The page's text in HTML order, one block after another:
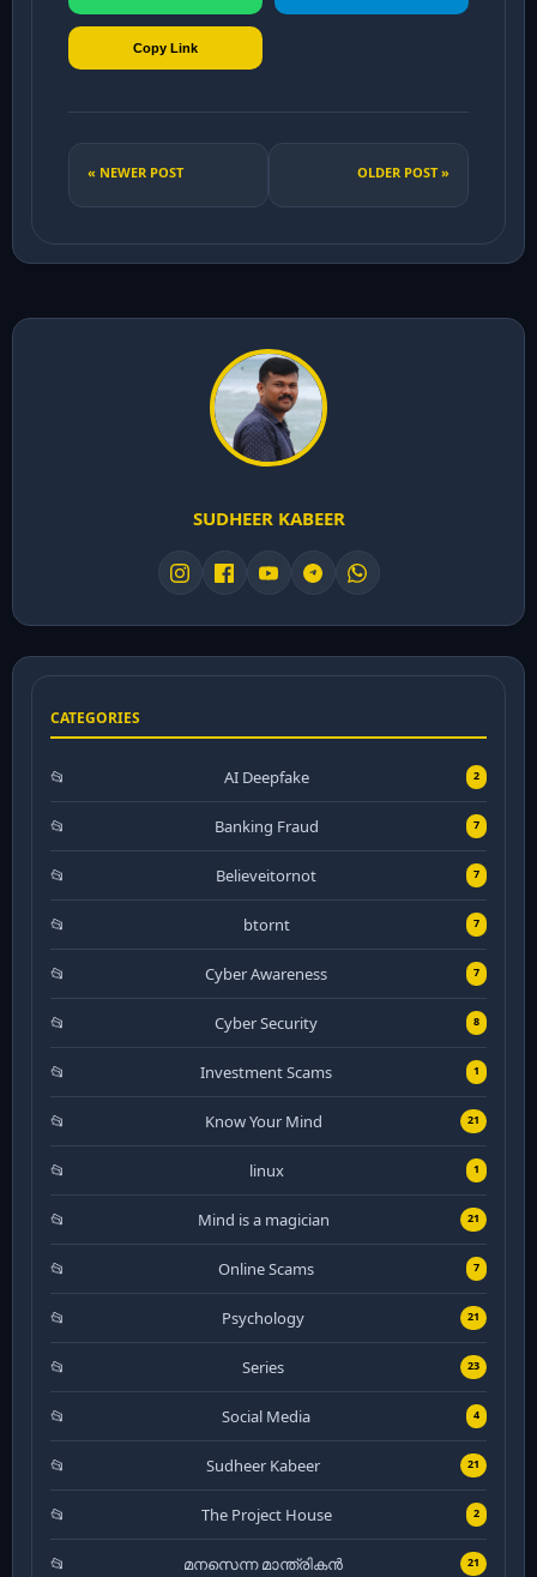
Copy Link
« NEWER POST OLDER POST »
SUDHEER KABEER
CATEGORIES
AI Deepfake 2
Banking Fraud 7
Believeitornot 7
btornt 7
Cyber Awareness 7
Cyber Security 8
Investment Scams 1
Know Your Mind 21
linux 1
Mind is a magician 21
Online Scams 7
Psychology 21
Series 23
Social Media 4
Sudheer Kabeer 21
The Project House 2
മനസെന്ന മാന്ത്രികൻ 21